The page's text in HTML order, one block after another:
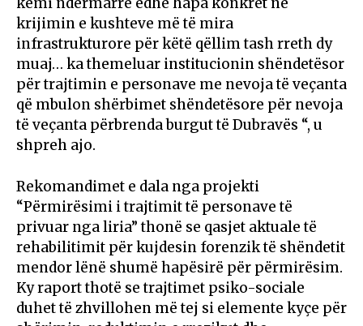
krijimin e kushteve më të mira
infrastrukturore për këtë qëllim tash rreth dy
muaj… ka themeluar institucionin shëndetësor
për trajtimin e personave me nevoja të veçanta
që mbulon shërbimet shëndetësore për nevoja
të veçanta përbrenda burgut të Dubravës “, u
shpreh ajo.
Rekomandimet e dala nga projekti
“Përmirësimi i trajtimit të personave të
privuar nga liria” thonë se qasjet aktuale të
rehabilitimit për kujdesin forenzik të shëndetit
mendor lënë shumë hapësirë për përmirësim.
Ky raport thotë se trajtimet psiko-sociale
duhet të zhvillohen më tej si elemente kyçe për